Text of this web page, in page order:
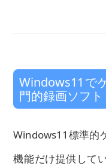
Windows11で
門的録画ソフト
Windows11標準的
機能だけ提供して